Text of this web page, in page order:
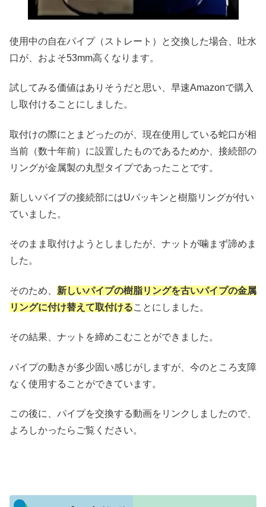
使用中の自在パイプ（ストレート）と交換した場合、吐水
口が、およそ53mm高くなります。
試してみる価値はありそうだと思い、早速Amazonで購入
し取付けることにしました。
取付けの際にとまどったのが、現在使用している蛇口が相
当前（数十年前）に設置したものであるためか、接続部の
リングが金属製の丸型タイプであったことです。
新しいパイプの接続部にはUパッキンと樹脂リングが付い
ていました。
そのまま取付けようとしましたが、ナットが噛まず諦めま
した。
そのため、 新しいパイプの樹脂リングを古いパイプの金属
リングに付け替えて取付けることにしました。
その結果、ナットを締めこむことができました。
パイプの動きが多少固い感じがしますが、今のところ支障
なく使用することができています。
この後に、パイプを交換する動画をリンクしましたので、
よろしかったらご覧ください。